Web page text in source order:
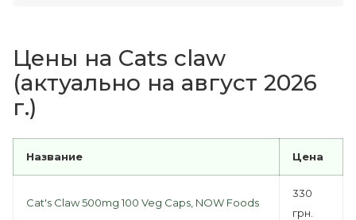
Цены на Cats claw
(актуально на август 2026
г.)
Название Цена
Cat's Claw 500mg 100 Veg Caps, NOW Foods
330
грн.